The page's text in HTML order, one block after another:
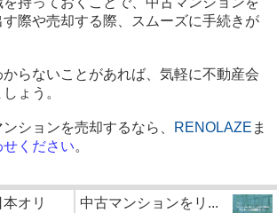
際や売却する際、スムーズに手続きが
からないことがあれば、気軽に不動産会
ょう。
ションを売却するなら、 RENOLAZE ま
ください。
オリ
中古マンションをリ...